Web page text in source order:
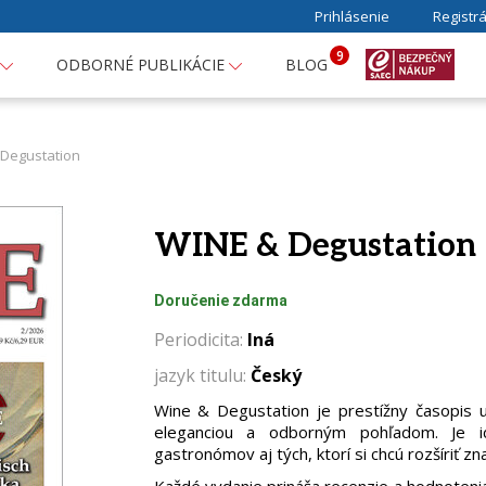
Prihlásenie
ODBORNÉ PUBLIKÁCIE BLOG 9
WINE & Degustation
Doručenie zdarma
Periodicita: Iná
jazyk titulu: Český
Wine & Degustation je prestížny časopis
eleganciou a odborným pohľadom. Je
gastronómov aj tých, ktorí si chcú rozšíriť